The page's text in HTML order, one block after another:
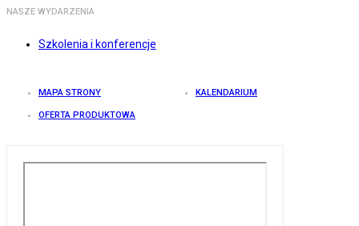
NASZE WYDARZENIA
Szkolenia i konferencje
MAPA STRONY KALENDARIUM
OFERTA PRODUKTOWA